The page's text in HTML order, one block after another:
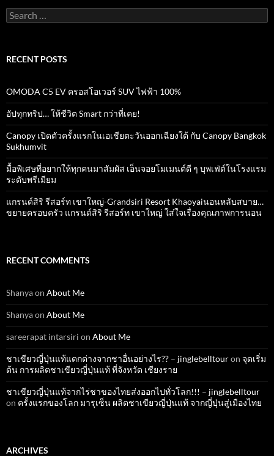
Search
for:
RECENT POSTS
OMODA C5 EV ครอสโอเวอร์ SUV ไฟฟ้า 100%
อัปทุกทริป… ให้ชีวิต Smart กว่าที่เคย!
Canopy เปิดตัวครั้งแรกในเอเชียตะวันออกเฉียงใต้ กับ Canopy Bangkok
Sukhumvit
มื้อพิเศษที่อยากให้ทุกคนมาสัมผัส เอ็นจอยโมเมนต์ดี ๆ บุพเฟ่ต์ในโรงแรม
ระดับพรีเมียม
แกรนด์สิริ​ รีสอร์ท​ เขาใหญ่​-Grandsiri​ Resort​ Khaoyaiนอนหลับสบาย…
ขยายครอบครัว แกรนด์สิริ รีสอร์ท เขาใหญ่ ใส่ใจเรื่องคุณภาพการนอน
RECENT COMMENTS
Shanyaon About Me
Shanyaon About Me
sareerapat intarsiri on About Me
ชาเขียวญี่ปุ่นแท้แตกต่างจากชาอื่นอย่างไร?? – jinglebelltouron จุดเริ่ม
ต้น การผลิตชาเขียวญี่ปุ่นแท้ ที่จังหวัด เชียงราย
ชาเขียวญี่ปุ่นแท้จากไร่ชาของไทยส่งออกไปทั่วโลก!!! – jinglebelltour
on ครั้งแรกของโลก มารุเซ็น ผลิตชาเขียวญี่ปุ่นแท้ จากญี่ปุ่นสู่เมืองไทย
ARCHIVES